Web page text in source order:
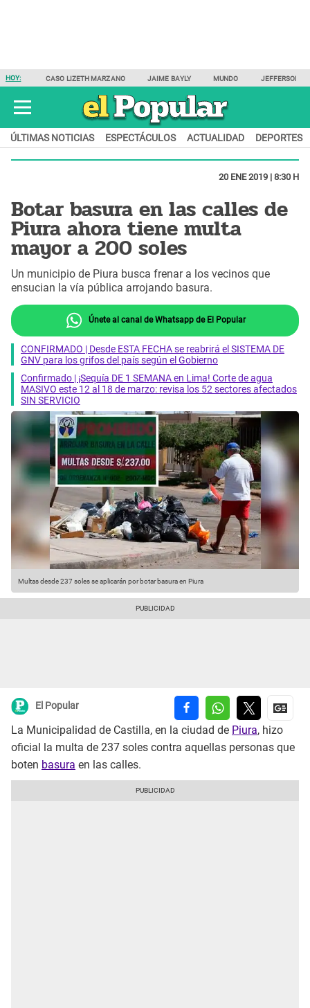
HOY: CASO LIZETH MARZANO JAIME BAYLY MUNDO JEFFERSON
ÚLTIMAS NOTICIAS ESPECTÁCULOS ACTUALIDAD DEPORTES
20 ENE 2019 | 8:30 H
Botar basura en las calles de
Piura ahora tiene multa
mayor a 200 soles
Un municipio de Piura busca frenar a los vecinos que
ensucian la vía pública arrojando basura.
Únete al canal de Whatsapp de El Popular
CONFIRMADO | Desde ESTA FECHA se reabrirá el SISTEMA DE
GNV para los grifos del país según el Gobierno
Confirmado | ¡Sequía DE 1 SEMANA en Lima! Corte de agua
MASIVO este 12 al 18 de marzo: revisa los 52 sectores afectados
SIN SERVICIO
Multas desde 237 soles se aplicarán por botar basura en Piura
El Popular
La Municipalidad de Castilla, en la ciudad de Piura, hizo
oficial la multa de 237 soles contra aquellas personas que
boten basura en las calles.